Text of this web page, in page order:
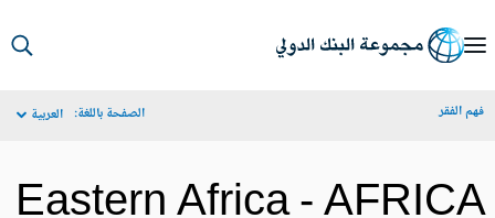
الفقر الصفحة باللغة: العربية